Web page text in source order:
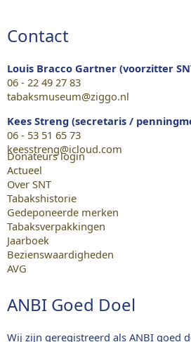
Contact
Louis Bracco Gartner (voorzitter
06 - 22 49 27 83
tabaksmuseum@ziggo.nl
Kees Streng (secretaris /
06 - 53 51 65 73
keesstreng@icloud.com
Donateurs login
Actueel
Over SNT
Tabakshistorie
Gedeponeerde merken
Tabaksverpakkingen
Jaarboek
Bezienswaardigheden
AVG
ANBI Goed Doel
Wij zijn geregistreerd als ANBI goed